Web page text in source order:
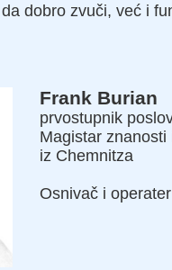
dobro zvuči, već i
Frank Burian
prvostupnik
Magistar
iz Chemnitza
Osnivač i